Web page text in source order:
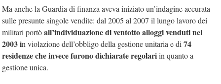
Ma anche la Guardia di finanza aveva iniziato un’indagine accurata
sulle presunte singole vendite: dal 2005 al 2007 il lungo lavoro dei
militari portòall’individuazione di ventotto alloggi venduti nel
2003 in violazione dell’obbligo della gestione unitaria e di 74
residenze che invece furono dichiarate regolariin quanto a
gestione unica.